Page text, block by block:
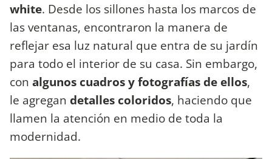
white. Desde los sillones hasta los marcos de
las ventanas, encontraron la manera de
reflejar esa luz natural que entra de su jardín
para todo el interior de su casa. Sin embargo,
con algunos cuadros y fotografías de ellos,
le agregan detalles coloridos, haciendo que
llamen la atención en medio de toda la
modernidad.